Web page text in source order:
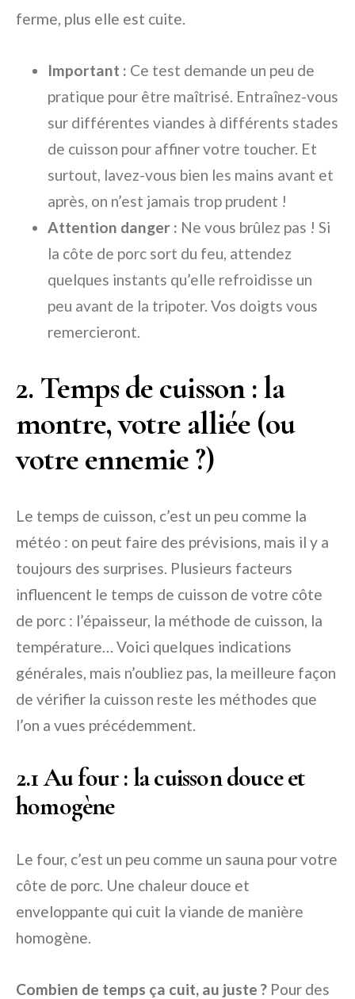
ferme, plus elle est cuite.
Important : Ce test demande un peu de
pratique pour être maîtrisé. Entraînez-vous
sur différentes viandes à différents stades
de cuisson pour affiner votre toucher. Et
surtout, lavez-vous bien les mains avant et
après, on n’est jamais trop prudent !
Attention danger : Ne vous brûlez pas ! Si
la côte de porc sort du feu, attendez
quelques instants qu’elle refroidisse un
peu avant de la tripoter. Vos doigts vous
remercieront.
2. Temps de cuisson : la
montre, votre alliée (ou
votre ennemie ?)
Le temps de cuisson, c’est un peu comme la
météo : on peut faire des prévisions, mais il y a
toujours des surprises. Plusieurs facteurs
influencent le temps de cuisson de votre côte
de porc : l’épaisseur, la méthode de cuisson, la
température… Voici quelques indications
générales, mais n’oubliez pas, la meilleure façon
de vérifier la cuisson reste les méthodes que
l’on a vues précédemment.
2.1 Au four : la cuisson douce et
homogène
Le four, c’est un peu comme un sauna pour votre
côte de porc. Une chaleur douce et
enveloppante qui cuit la viande de manière
homogène.
Combien de temps ça cuit, au juste ? Pour des